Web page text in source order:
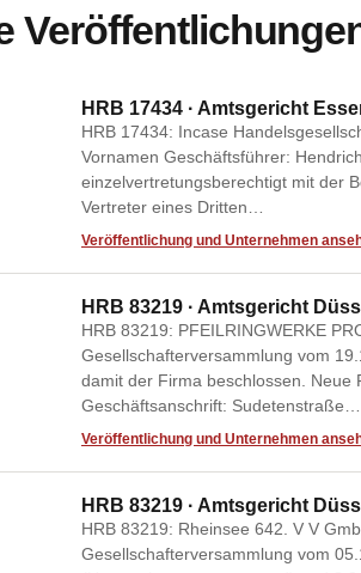
HRB 17434 · Amtsgericht
HRB 17434: Incase
Vornamen Geschäftsführer:
einzelvertretungsberechtigt mit der
Vertreter eines Dritten…
Veröffentlichung und Unternehmen
HRB 83219 · Amtsgericht
HRB 83219: PFEILRINGWERKE
Gesellschafterversammlung vom
damit der Firma beschlossen. Neue
Geschäftsanschrift: Sudetenstraße…
Veröffentlichung und Unternehmen
HRB 83219 · Amtsgericht
HRB 83219: Rheinsee 642. V V
Gesellschafterversammlung vom